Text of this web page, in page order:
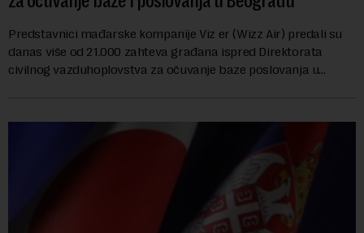
Predstavnici mađarske kompanije Viz er (Wizz Air) predali su
danas više od 21.000 zahteva građana ispred Direktorata
civilnog vazduhoplovstva za očuvanje baze poslovanja u